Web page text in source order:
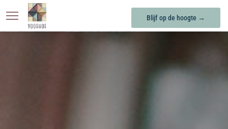
Blijf op de hoogte →
KONINGSOORD